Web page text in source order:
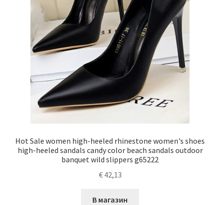
Hot Sale women high-heeled rhinestone women's shoes
high-heeled sandals candy color beach sandals outdoor
banquet wild slippers g65222
€42,13
В магазин